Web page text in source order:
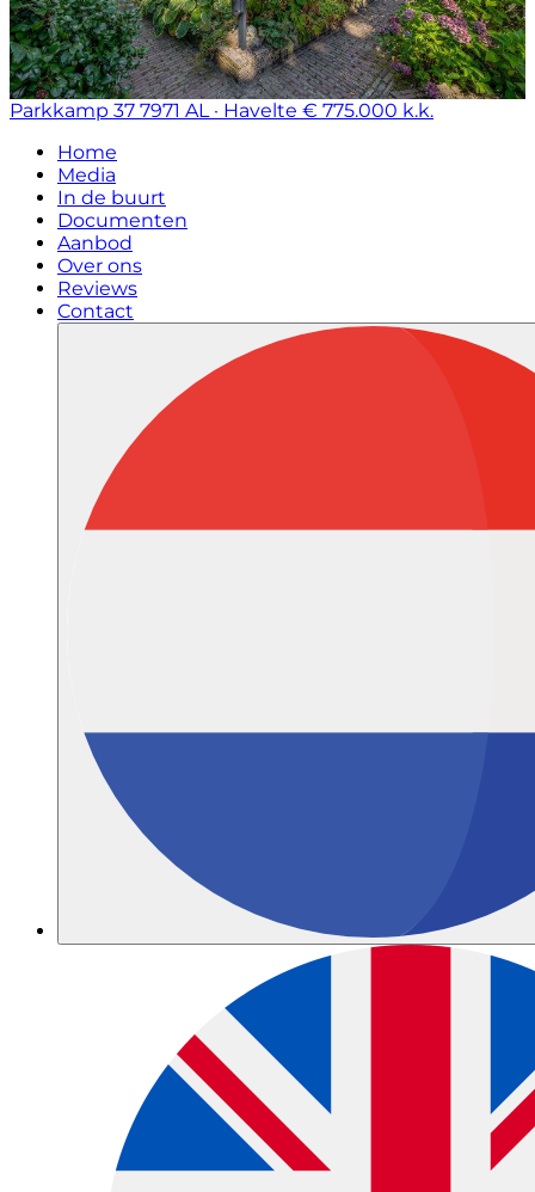
Parkkamp 37 7971 AL · Havelte € 775.000 k.k.
Home
Media
In de buurt
Documenten
Aanbod
Over ons
Reviews
Contact